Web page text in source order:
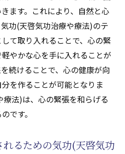
ます。これにより、自然と心
功(天啓気功治療や療法)のテ
て取り入れることで、心の緊
やかな心を手に入れることが
続けることで、心の健康が向
を作ることが可能となりま
療法)は、心の緊張を和らげる
です。
るための気功(天啓気功